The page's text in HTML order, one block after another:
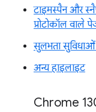
टाइमस्पैन और
प्रोटोकॉल वाले
सुलभता सुविधाओं
अन्य हाइलाइट
Chrome